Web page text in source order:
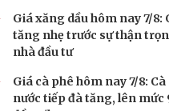
Giá xăng dầu hôm nay 7/8:
tăng nhẹ trước sự thận
nhà đầu tư
Giá cà phê hôm nay 7/8:
nước tiếp đà tăng, lên mức